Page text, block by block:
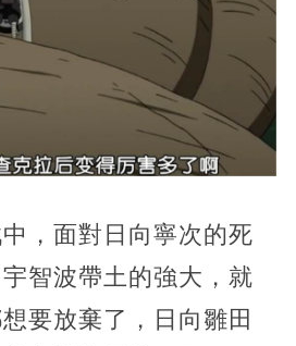
，面對日向寧次的死
智波帶土的強大，就
要放棄了，日向雛田